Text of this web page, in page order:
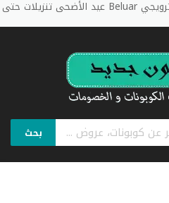
رمز ترويجي Beluar عيد الأضحى تنزيلات حتى
بحث